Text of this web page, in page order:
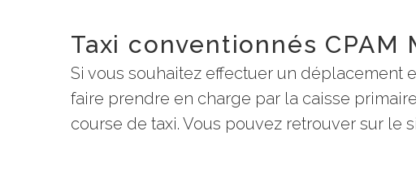
Taxi conventionnés CPAM
Si vous souhaitez effectuer un déplacement
faire prendre en charge par la caisse
course de taxi. Vous pouvez retrouver sur le